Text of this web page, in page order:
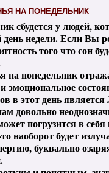
НА ПОНЕДЕЛЬНИК
сбудется у людей,
недели. Если Вы
того что сон
на понедельник
эмоциональное
в этот день
довольно
погрузится в
наоборот будет
буквально